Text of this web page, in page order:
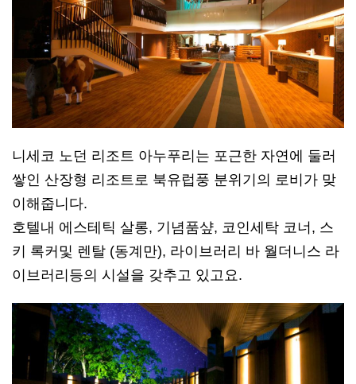
니세코 노던 리조트 아누푸리는 포근한 자연에 둘러
쌓인 산장형 리조트로 북유럽풍 분위기의 로비가 맞
이해줍니다.
호텔내 에스테틱 살롱, 기념품샾, 코인세탁 코너, 스
키 록커및 렌탈 (동계만), 라이브러리 바 월더니스 라
이브러리등의 시설을 갖추고 있고요.